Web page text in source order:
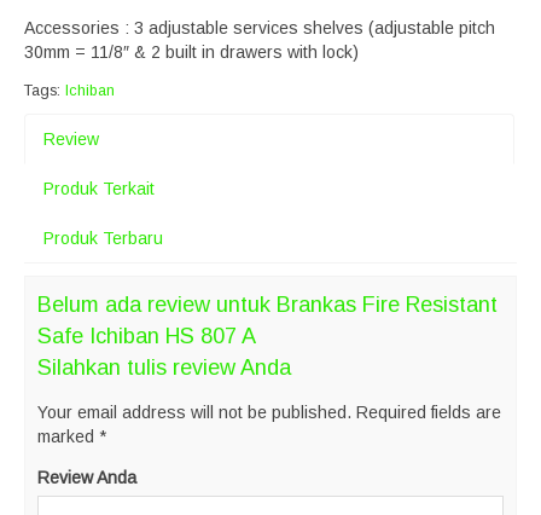
Accessories : 3 adjustable services shelves (adjustable pitch
30mm = 11/8″ & 2 built in drawers with lock)
Tags: Ichiban
Review
Produk Terkait
Produk Terbaru
Belum ada review untuk Brankas Fire Resistant
Safe Ichiban HS 807 A
Silahkan tulis review Anda
Your email address will not be published. Required fields are
marked *
Review Anda